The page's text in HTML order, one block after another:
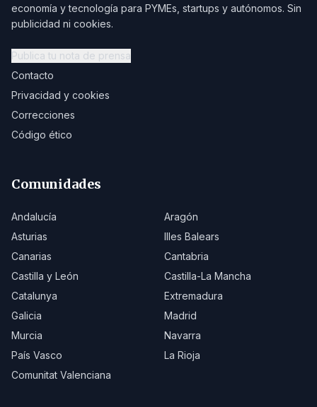
economía y tecnología para PYMEs, startups y autónomos. Sin
publicidad ni cookies.
Publica tu nota de prensa
Contacto
Privacidad y cookies
Correcciones
Código ético
Comunidades
Andalucía
Aragón
Asturias
Illes Balears
Canarias
Cantabria
Castilla y León
Castilla-La Mancha
Catalunya
Extremadura
Galicia
Madrid
Murcia
Navarra
País Vasco
La Rioja
Comunitat Valenciana